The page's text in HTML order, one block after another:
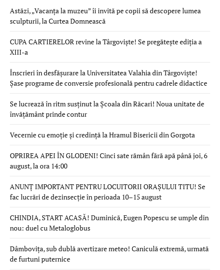
Astăzi, „Vacanța la muzeu” îi invită pe copii să descopere lumea
sculpturii, la Curtea Domnească
CUPA CARTIERELOR revine la Târgoviște! Se pregătește ediția a
XIII-a
Înscrieri în desfășurare la Universitatea Valahia din Târgoviște!
Șase programe de conversie profesională pentru cadrele didactice
Se lucrează în ritm susținut la Școala din Răcari! Noua unitate de
învățământ prinde contur
Vecernie cu emoție și credință la Hramul Bisericii din Gorgota
OPRIREA APEI ÎN GLODENI! Cinci sate rămân fără apă până joi, 6
august, la ora 14:00
ANUNȚ IMPORTANT PENTRU LOCUITORII ORAȘULUI TITU! Se
fac lucrări de dezinsecție în perioada 10–15 august
CHINDIA, START ACASĂ! Duminică, Eugen Popescu se umple din
nou: duel cu Metaloglobus
Dâmbovița, sub dublă avertizare meteo! Caniculă extremă, urmată
de furtuni puternice